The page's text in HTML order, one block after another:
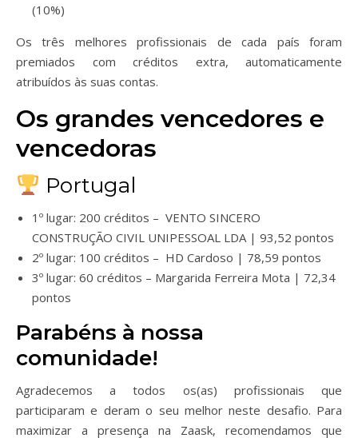
(10%)
Os três melhores profissionais de cada país foram
premiados com créditos extra, automaticamente
atribuídos às suas contas.
Os grandes vencedores e
vencedoras
Portugal
1º lugar: 200 créditos – VENTO SINCERO
CONSTRUÇÃO CIVIL UNIPESSOAL LDA | 93,52 pontos
2º lugar: 100 créditos – HD Cardoso | 78,59 pontos
3º lugar: 60 créditos – Margarida Ferreira Mota | 72,34
pontos
Parabéns à nossa
comunidade!
Agradecemos a todos os(as) profissionais que
participaram e deram o seu melhor neste desafio. Para
maximizar a presença na Zaask, recomendamos que